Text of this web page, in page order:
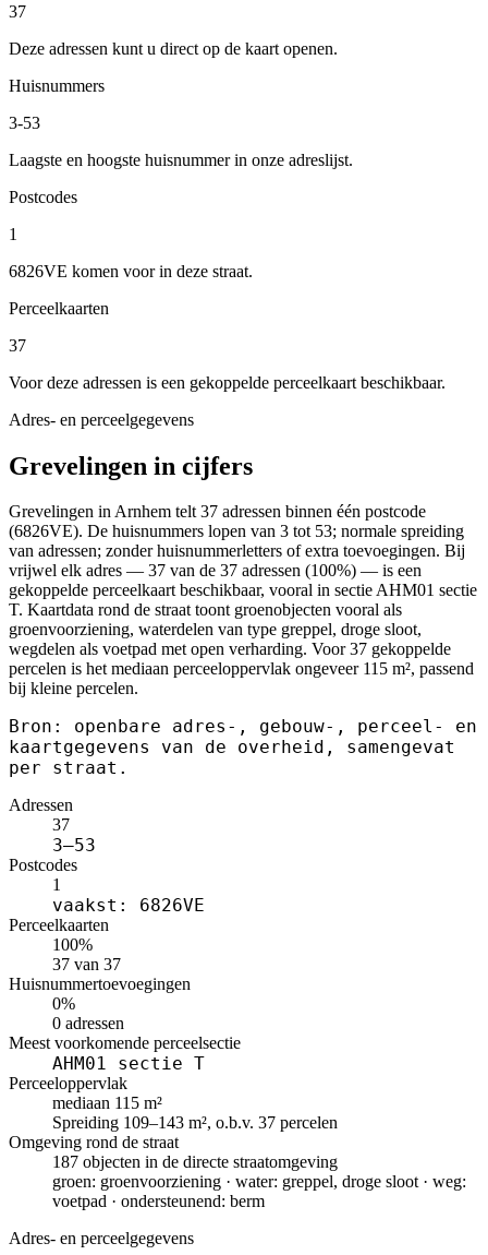
37
Deze adressen kunt u direct op de kaart openen.
Huisnummers
3-53
Laagste en hoogste huisnummer in onze adreslijst.
Postcodes
1
6826VE komen voor in deze straat.
Perceelkaarten
37
Voor deze adressen is een gekoppelde perceelkaart beschikbaar.
Adres- en perceelgegevens
Grevelingen in cijfers
Grevelingen in Arnhem telt 37 adressen binnen één postcode
(6826VE). De huisnummers lopen van 3 tot 53; normale spreiding
van adressen; zonder huisnummerletters of extra toevoegingen. Bij
vrijwel elk adres — 37 van de 37 adressen (100%) — is een
gekoppelde perceelkaart beschikbaar, vooral in sectie AHM01 sectie
T. Kaartdata rond de straat toont groenobjecten vooral als
groenvoorziening, waterdelen van type greppel, droge sloot,
wegdelen als voetpad met open verharding. Voor 37 gekoppelde
percelen is het mediaan perceeloppervlak ongeveer 115 m², passend
bij kleine percelen.
Bron: openbare adres-, gebouw-, perceel- en
kaartgegevens van de overheid, samengevat
per straat.
Adressen
37
3–53
Postcodes
1
vaakst: 6826VE
Perceelkaarten
100%
37 van 37
Huisnummertoevoegingen
0%
0 adressen
Meest voorkomende perceelsectie
AHM01 sectie T
Perceeloppervlak
mediaan 115 m²
Spreiding 109–143 m², o.b.v. 37 percelen
Omgeving rond de straat
187 objecten in de directe straatomgeving
groen: groenvoorziening · water: greppel, droge sloot · weg:
voetpad · ondersteunend: berm
Adres- en perceelgegevens